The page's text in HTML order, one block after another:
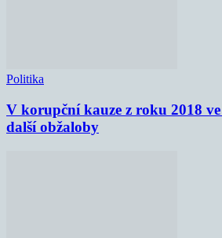
Politika
V korupční kauze z roku 2018
další obžaloby